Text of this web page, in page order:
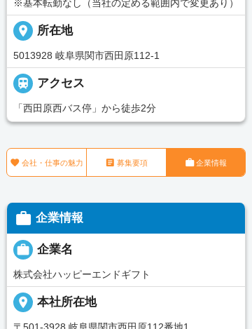
※基本転勤なし（当社の定める範囲内で変更あり）
place 所在地
5013928 岐阜県関市西田原112-1
 アクセス
「西田原西バス停」から徒歩2分
 会社・仕事の魅力  募集要項 企業情報
 企業情報
 企業名
株式会社ハッピーエンドギフト
place 本社所在地